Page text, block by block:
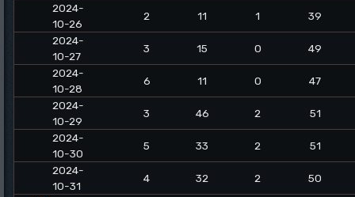
2024-
10-26
2 11 1
39
2024-
10-27
3 15 0
49
2024-
10-28
6 11 0
47
2024-
10-29
3 46 2
51
2024-
10-30
5 33 2
51
2024-
10-31
4 32 2 50